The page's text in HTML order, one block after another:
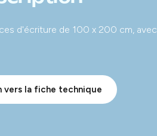
d'écriture de 100 x 200 cm,
vers la fiche technique